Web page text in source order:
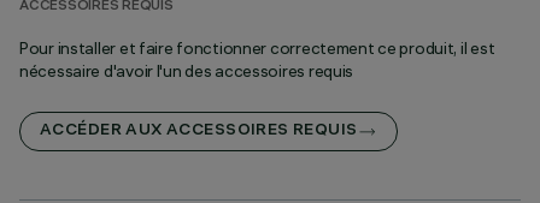
ACCESSOIRES REQUIS
Pour installer et faire fonctionner correctement ce produit, il est
nécessaire d'avoir l'un des accessoires requis
ACCÉDER AUX ACCESSOIRES REQUIS